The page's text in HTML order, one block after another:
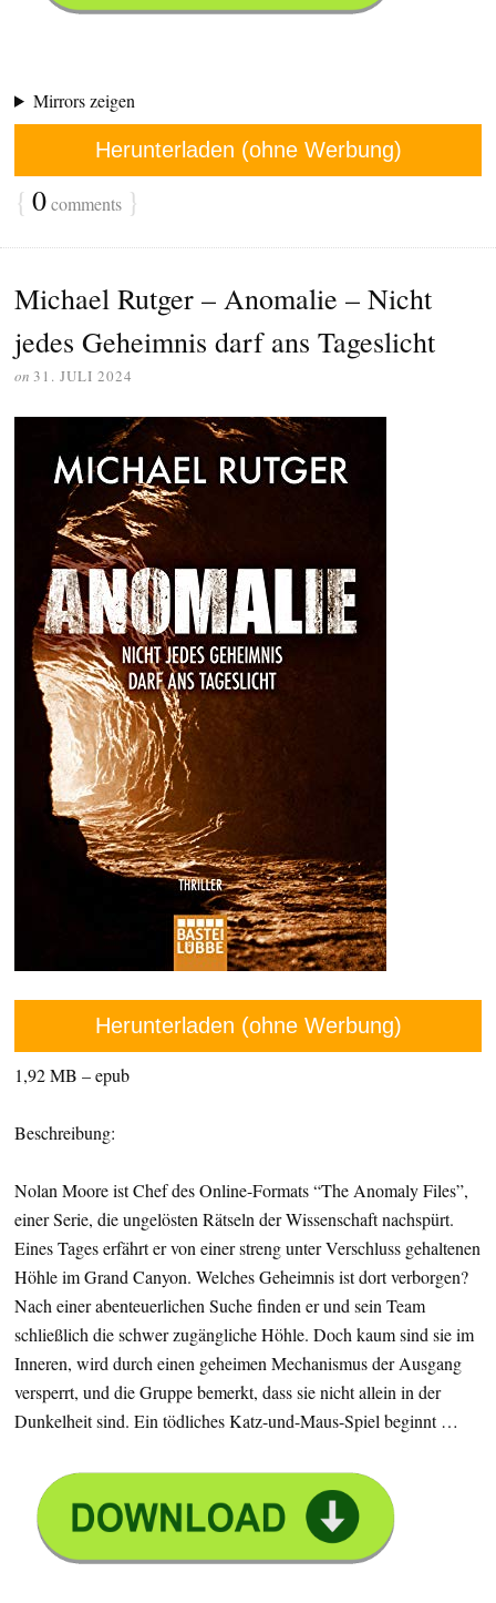
Mirrors zeigen
Herunterladen (ohne Werbung)
{ 0comments }
Michael Rutger – Anomalie – Nicht
jedes Geheimnis darf ans Tageslicht
on 31. JULI 2024
Herunterladen (ohne Werbung)
1,92 MB – epub
Beschreibung:
Nolan Moore ist Chef des Online-Formats “The Anomaly Files”,
einer Serie, die ungelösten Rätseln der Wissenschaft nachspürt.
Eines Tages erfährt er von einer streng unter Verschluss gehaltenen
Höhle im Grand Canyon. Welches Geheimnis ist dort verborgen?
Nach einer abenteuerlichen Suche finden er und sein Team
schließlich die schwer zugängliche Höhle. Doch kaum sind sie im
Inneren, wird durch einen geheimen Mechanismus der Ausgang
versperrt, und die Gruppe bemerkt, dass sie nicht allein in der
Dunkelheit sind. Ein tödliches Katz-und-Maus-Spiel beginnt …